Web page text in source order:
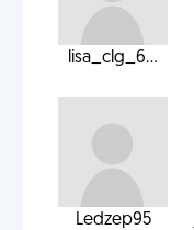
lisa_clg_6...
Ledzep95